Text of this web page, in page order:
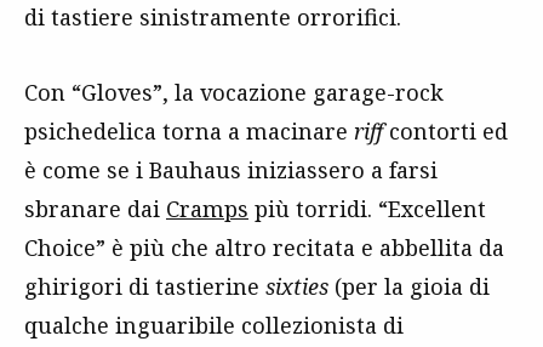
di tastiere sinistramente orrorifici.
Con “Gloves”, la vocazione garage-rock
psichedelica torna a macinare riffcontorti ed
è come se i Bauhaus iniziassero a farsi
sbranare dai Cramps più torridi. “Excellent
Choice” è più che altro recitata e abbellita da
ghirigori di tastierine sixties (per la gioia di
qualche inguaribile collezionista di